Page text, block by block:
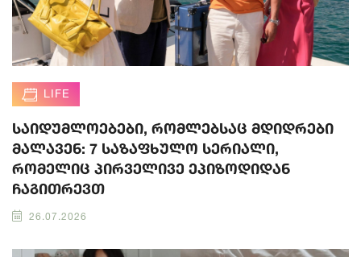
LIFE
საიდუმლოებები, რომლებსაც მდიდრები
მალავენ: 7 საზაფხულო სერიალი,
რომელიც პირველივე ეპიზოდიდან
ჩაგითრევთ
26.07.2026